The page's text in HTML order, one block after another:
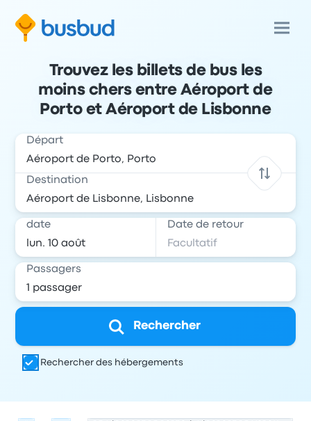
Trouvez les billets de bus les
moins chers entre Aéroport de
Porto et Aéroport de Lisbonne
Départ
Destination
date Date de retour
Passagers
Rechercher
Rechercher des hébergements